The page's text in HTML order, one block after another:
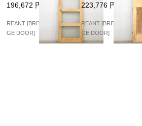
196,672 円
REANT [BRITISH VINTA
GE DOOR]
223,776 円
REANT [BRITISH VINTA
GE DOOR]